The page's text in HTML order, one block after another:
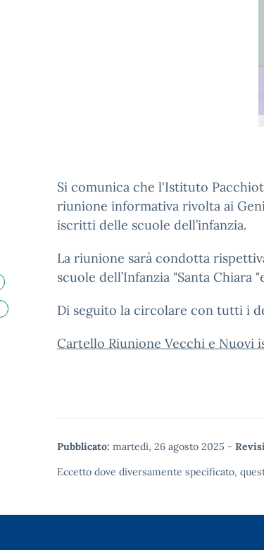
Si comunica che l'Istituto
riunione informativa rivolta ai
iscritti delle scuole dell’infanzia.
La riunione sarà condotta
scuole dell’Infanzia "Santa Chiara
Di seguito la circolare con tutti i
Cartello Riunione Vecchi e Nuovi
Pubblicato: martedì, 26 agosto 2025 -
Eccetto dove diversamente specificato,